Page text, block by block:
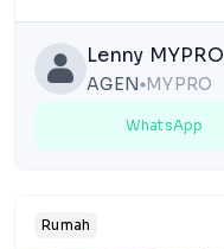
Lenny MYPRO
AGEN lens MYPRO
WhatsApp
Rumah